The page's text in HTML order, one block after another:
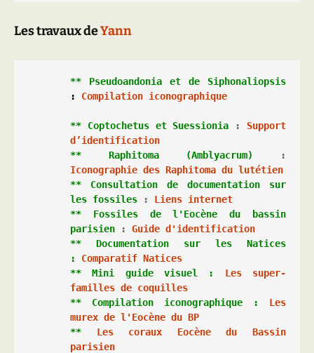
Les travaux deYann
** Pseudoandonia et de Siphonaliopsis
:
Compilation iconographique
** Coptochetus et Suessionia : Support
d’identification
**
Raphitoma (Amblyacrum)
Iconographie des Raphitoma du lutétien
**
Consultation de documentation sur
les fossiles : Liens internet
**
Fossiles de l'Eocène du bassin
parisien
: Guide d'identification
** Documentation sur les Natices
: Comparatif Natices
** Mini guide visuel : Les super-
familles de coquilles
** Compilation iconographique : Les
murex de l'Eocène du BP
** Les coraux Eocène du Bassin
parisien